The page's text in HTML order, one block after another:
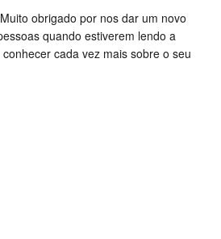
obrigado por nos dar um novo
quando estiverem lendo a
cada vez mais sobre o seu